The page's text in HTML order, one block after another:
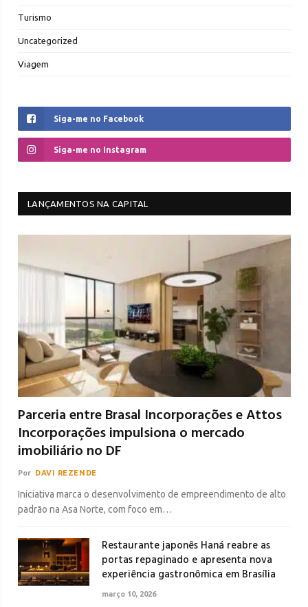
Turismo
Uncategorized
Viagem
Siga-me no Facebook
Siga-me no Instagram
LANÇAMENTOS NA CAPITAL
Parceria entre Brasal Incorporações e Attos
Incorporações impulsiona o mercado
imobiliário no DF
Por DAVI REZENDE
Iniciativa marca o desenvolvimento de empreendimento de alto
padrão na Asa Norte, com foco em…
Restaurante japonês Haná reabre as
portas repaginado e apresenta nova
experiência gastronômica em Brasília
março 10, 2026